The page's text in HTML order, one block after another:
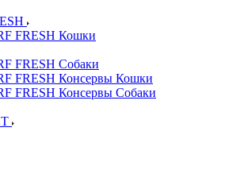
FRESH Кошки
FRESH Собаки
FRESH Консервы Кошки
FRESH Консервы Собаки